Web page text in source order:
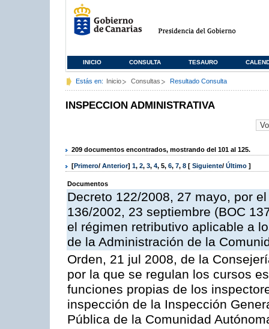
INICIO CONSULTA TESAURO
Estás en: Inicio Consultas Resultado Consulta
INSPECCION ADMINISTRATIVA
209 documentos encontrados, mostrando del 101 al 125.
[Primero/ Anterior] 1, 2, 3, 4, 5, 6, 7, 8 [ Siguiente/ Último ]
Documentos
Decreto 122/2008, 27 mayo, por
136/2002, 23 septiembre (BOC
el régimen retributivo aplicable a
de la Administración de la
Orden, 21 jul 2008, de la
por la que se regulan los cursos
funciones propias de los
inspección de la Inspección
Pública de la Comunidad